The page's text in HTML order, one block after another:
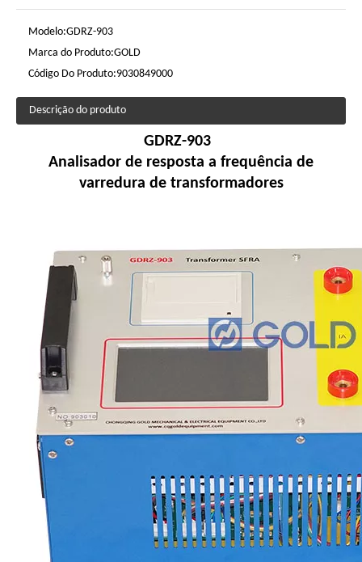
Modelo:GDRZ-903
Marca do Produto:GOLD
Código Do Produto:9030849000
Descrição do produto
GDRZ-903
Analisador de resposta a frequência de
varredura de transformadores